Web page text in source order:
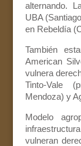
alternando.
UBA
en Rebeldía
También
American
vulnera
Tinto-Vale
Mendoza) y
Modelo
vulneran